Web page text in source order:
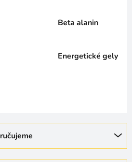
Beta alanin
Energetické gely